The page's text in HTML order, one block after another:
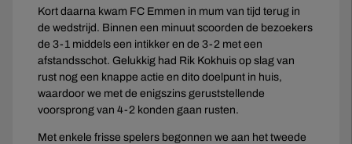
Kort daarna kwam FC Emmen in mum van tijd terug in
de wedstrijd. Binnen een minuut scoorden de bezoekers
de 3-1 middels een intikker en de 3-2 met een
afstandsschot. Gelukkig had Rik Kokhuis op slag van
rust nog een knappe actie en dito doelpunt in huis,
waardoor we met de enigszins geruststellende
voorsprong van 4-2 konden gaan rusten.
Met enkele frisse spelers begonnen we aan het tweede